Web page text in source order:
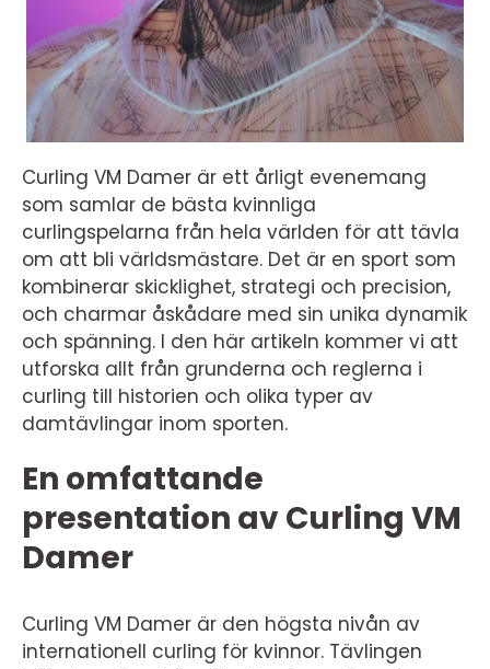
Curling VM Damer är ett årligt evenemang
som samlar de bästa kvinnliga
curlingspelarna från hela världen för att tävla
om att bli världsmästare. Det är en sport som
kombinerar skicklighet, strategi och precision,
och charmar åskådare med sin unika dynamik
och spänning. I den här artikeln kommer vi att
utforska allt från grunderna och reglerna i
curling till historien och olika typer av
damtävlingar inom sporten.
En omfattande
presentation av Curling VM
Damer
Curling VM Damer är den högsta nivån av
internationell curling för kvinnor. Tävlingen